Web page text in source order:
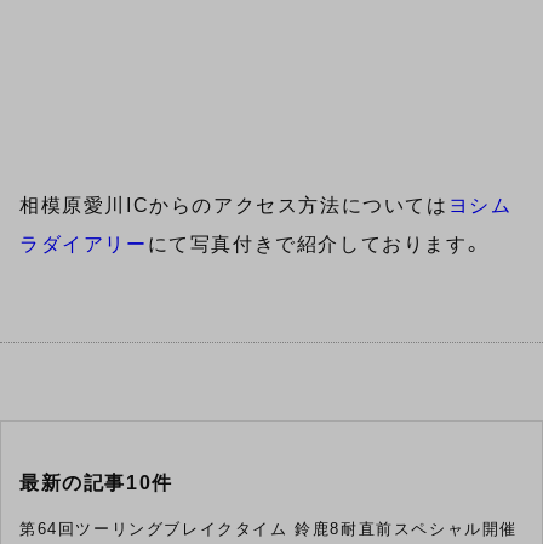
相模原愛川ICからのアクセス方法については ヨシム
ラダイアリー にて写真付きで紹介しております。
最新の記事10件
第64回ツーリングブレイクタイム 鈴鹿8耐直前スペシャル開催